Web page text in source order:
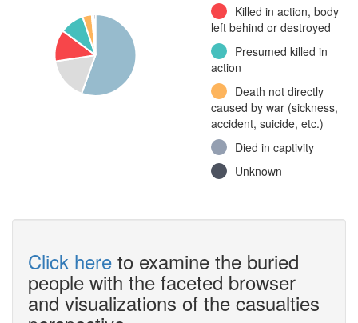
Killed in action, body
left behind or destroyed
Presumed killed in
action
Death not directly
caused by war (sickness,
accident, suicide, etc.)
Died in captivity
Unknown
Click here to examine the buried
people with the faceted browser
and visualizations of the casualties